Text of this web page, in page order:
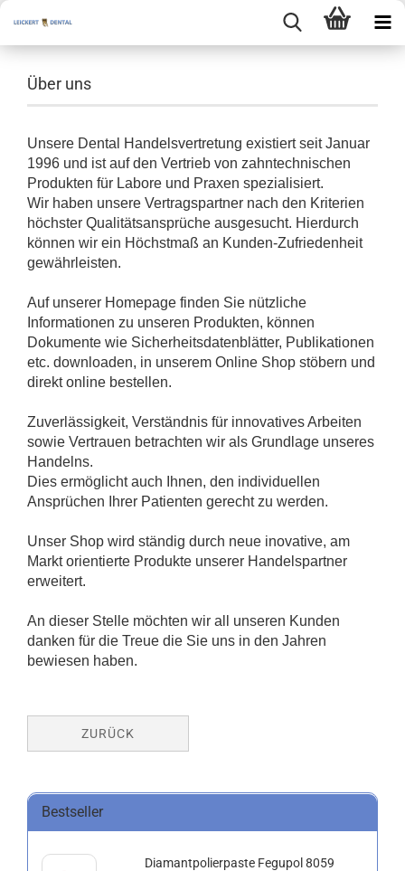
Über uns
Unsere Dental Handelsvertretung existiert seit Januar
1996 und ist auf den Vertrieb von zahntechnischen
Produkten für Labore und Praxen spezialisiert.
Wir haben unsere Vertragspartner nach den Kriterien
höchster Qualitätsansprüche ausgesucht. Hierdurch
können wir ein Höchstmaß an Kunden-Zufriedenheit
gewährleisten.
Auf unserer Homepage finden Sie nützliche
Informationen zu unseren Produkten, können
Dokumente wie Sicherheitsdatenblätter, Publikationen
etc. downloaden, in unserem Online Shop stöbern und
direkt online bestellen.
Zuverlässigkeit, Verständnis für innovatives Arbeiten
sowie Vertrauen betrachten wir als Grundlage unseres
Handelns.
Dies ermöglicht auch Ihnen, den individuellen
Ansprüchen Ihrer Patienten gerecht zu werden.
Unser Shop wird ständig durch neue inovative, am
Markt orientierte Produkte unserer Handelspartner
erweitert.
An dieser Stelle möchten wir all unseren Kunden
danken für die Treue die Sie uns in den Jahren
bewiesen haben.
ZURÜCK
Bestseller
Diamantpolierpaste Fegupol 8059